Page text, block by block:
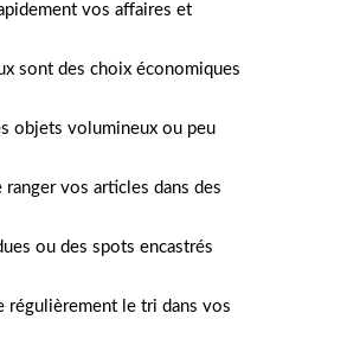
vos affaires et
sont des choix économiques
objets volumineux ou peu
vos articles dans des
ou des spots encastrés
régulièrement le tri dans vos